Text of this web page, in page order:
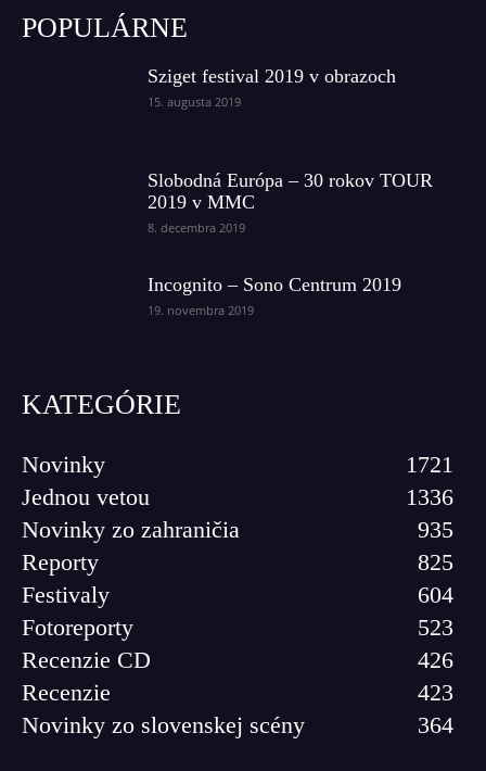
POPULÁRNE
Sziget festival 2019 v obrazoch
15. augusta 2019
Slobodná Európa – 30 rokov TOUR
2019 v MMC
8. decembra 2019
Incognito – Sono Centrum 2019
19. novembra 2019
KATEGÓRIE
Novinky
1721
Jednou vetou
1336
Novinky zo zahraničia
935
Reporty
825
Festivaly
604
Fotoreporty
523
Recenzie CD
426
Recenzie
423
Novinky zo slovenskej scény
364